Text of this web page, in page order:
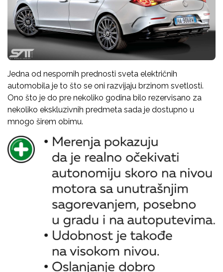
Jedna od nespornih prednosti sveta električnih
automobila je to što se oni razvijaju brzinom svetlosti.
Ono što je do pre nekoliko godina bilo rezervisano za
nekoliko ekskluzivnih predmeta sada je dostupno u
mnogo širem obimu.